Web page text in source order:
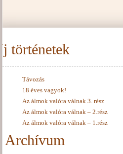
Új történetek
Távozás
18 éves vagyok!
Az álmok valóra válnak 3. rész
Az álmok valóra válnak – 2.rész
Az álmok valóra válnak – 1.rész
Archívum